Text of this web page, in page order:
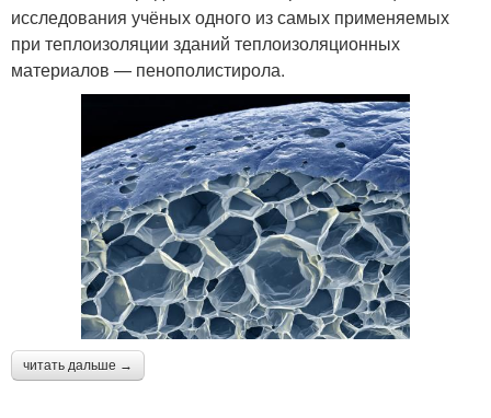
исследования учёных одного из самых применяемых
при теплоизоляции зданий теплоизоляционных
материалов — пенополистирола.
читать дальше →